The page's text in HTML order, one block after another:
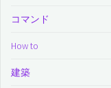
コマンド
How to
建築